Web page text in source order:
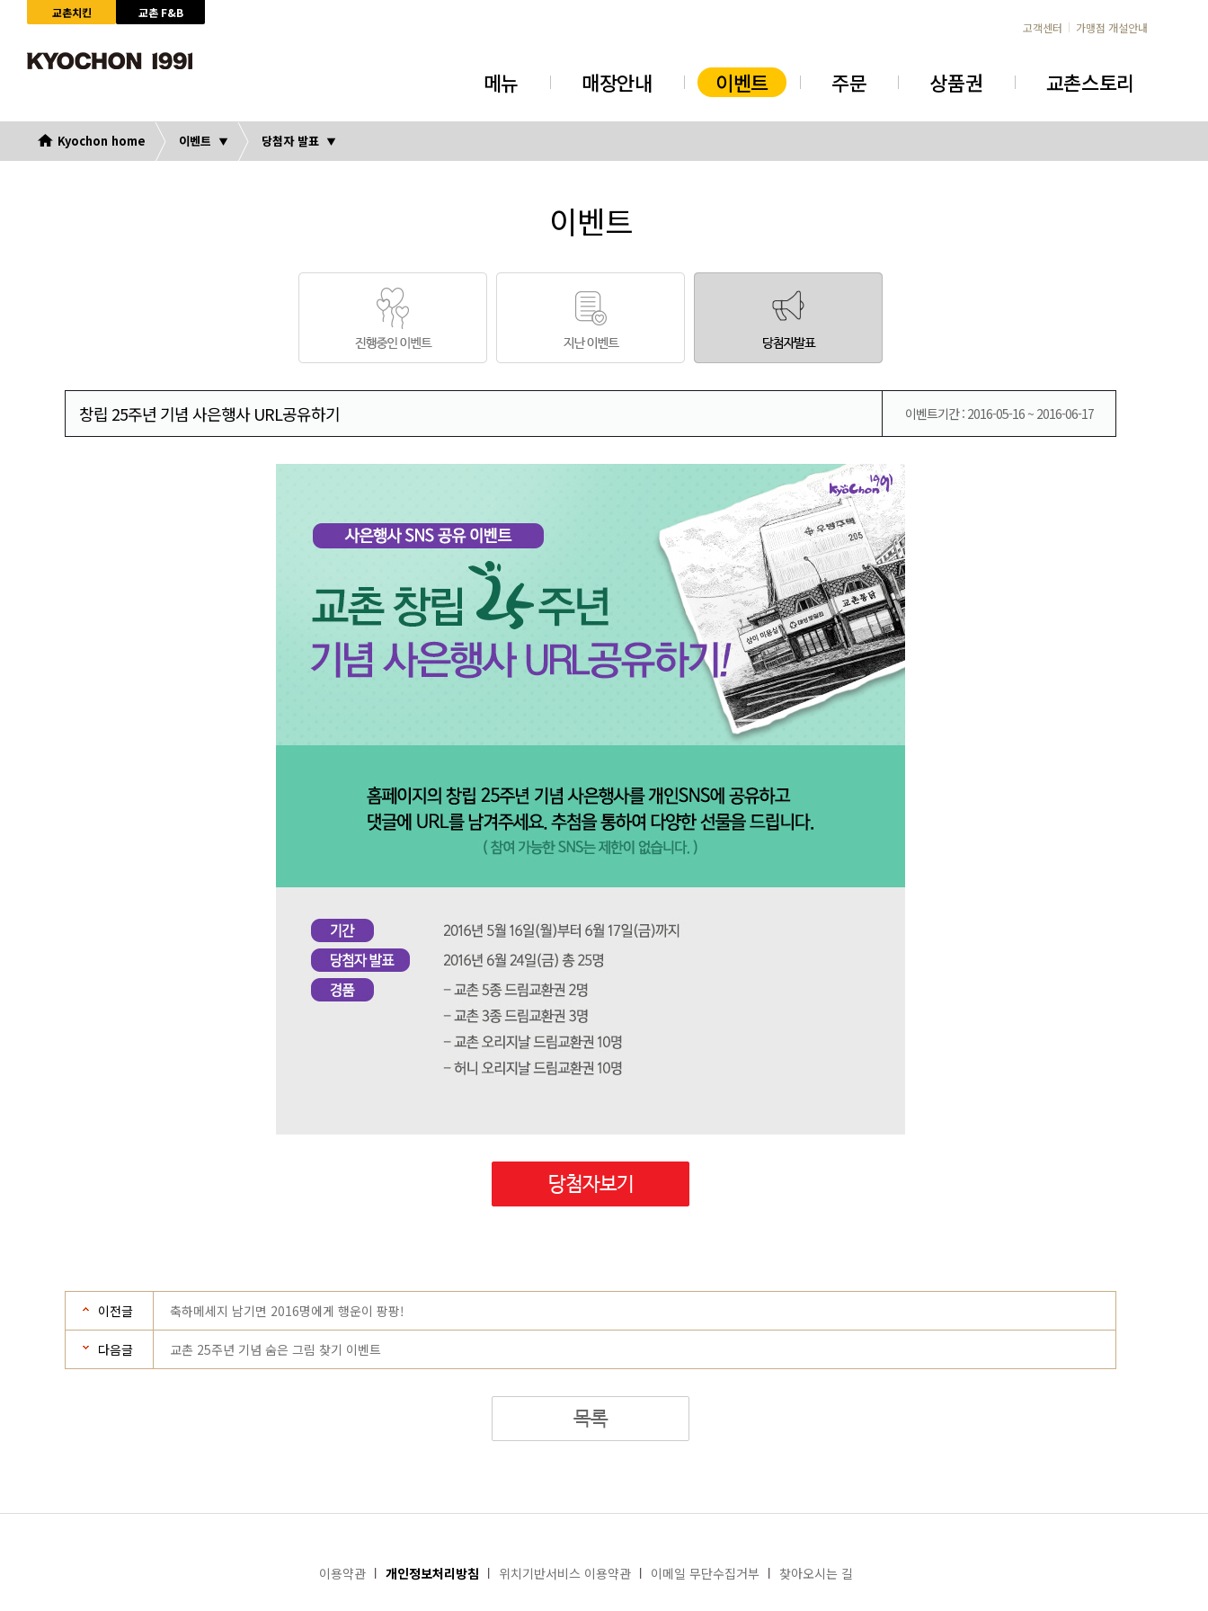
교촌치킨
교촌 F&B
고객센터
가맹점 개설안내
메뉴 매장안내 이벤트 주문 상품권 교촌스토리
Kyochon home 이벤트 당첨자 발표
이벤트
창립 25주년 기념 사은행사 URL공유하기 이벤트기간 : 2016-05-16 ~ 2016-06-17
이전글 축하메세지 남기면 2016명에게 행운이 팡팡!
다음글 교촌 25주년 기념 숨은 그림 찾기 이벤트
목록
이용약관 개인정보처리방침 위치기반서비스 이용약관 이메일 무단수집거부 찾아오시는 길